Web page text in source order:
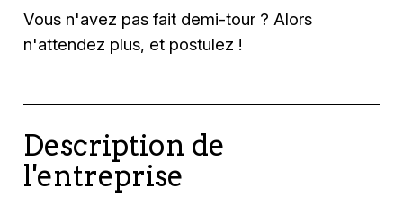
Vous n'avez pas fait demi-tour ? Alors
n'attendez plus, et postulez !
Description de
l'entreprise